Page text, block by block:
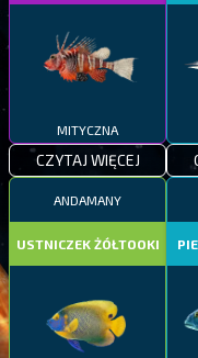
MITYCZNA
CZYTAJ WIĘCEJ
ANDAMANY
USTNICZEK ŻÓŁTOOKI